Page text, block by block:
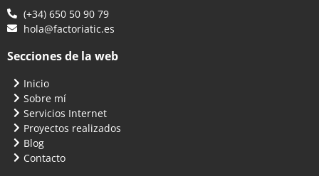
(+34) 650 50 90 79
hola@factoriatic.es
Secciones de la web
Inicio
Sobre mí
Servicios Internet
Proyectos realizados
Blog
Contacto